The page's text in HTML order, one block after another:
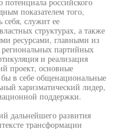
показателем того,
себя, служит ее
структурах, а также
ресурсами, главными из
партийных
и реализация
проект, основные
в себе общенациональные
харизматический лидер,
поддержки.
дальнейшего развития
трансформации